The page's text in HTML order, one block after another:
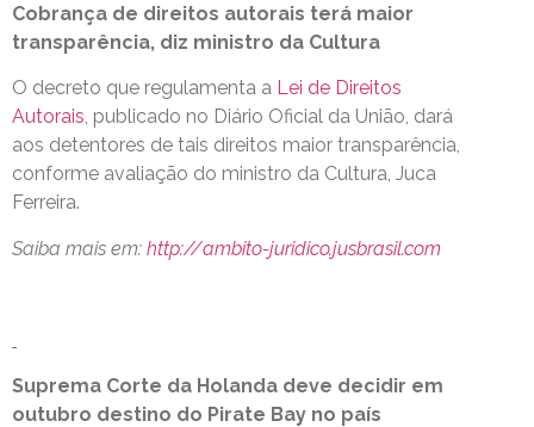
Cobrança de direitos autorais terá maior
transparência, diz ministro da Cultura
O decreto que regulamenta a Lei de Direitos
Autorais, publicado no Diário Oficial da União, dará
aos detentores de tais direitos maior transparência,
conforme avaliação do ministro da Cultura, Juca
Ferreira.
Saiba mais em: http://ambito-juridico.jusbrasil.com
Suprema Corte da Holanda deve decidir em
outubro destino do Pirate Bay no país